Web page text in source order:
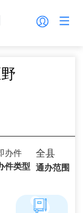
办件
件类型
全县
通办范围